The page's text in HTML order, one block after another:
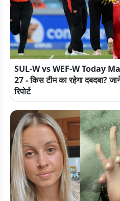
SUL-W vs WEF-W Today
27 - किस टीम का रहेगा दबदबा?
रिपोर्ट